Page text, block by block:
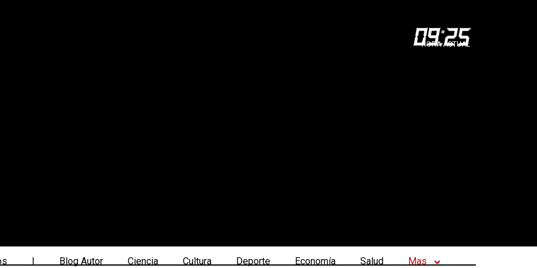
09:25
HORA ACTUAL
| Blog Autor Ciencia Cultura Deporte Economía Salud Mas